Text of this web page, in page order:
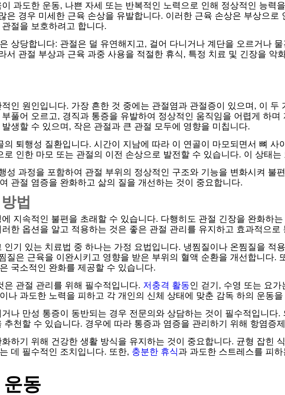
과도한 운동, 나쁜 자세 또는 반복적인 노력으로 인해 정상적인 능력
은 경우 미세한 근육 손상을 유발합니다. 이러한 근육 손상은 부상으로
절을 보호하려고 합니다.
상당합니다: 관절은 덜 유연해지고, 걸어 다니거나 계단을 오르거나
서 관절 부상과 근육 과중 사용을 적절한 휴식, 특정 치료 및 긴장을 악
인 원인입니다. 가장 흔한 것 중에는 관절염과 관절증이 있으며, 이
풀어 오르고, 경직과 통증을 유발하여 정상적인 움직임을 어렵게 하
생할 수 있으며, 작은 관절과 큰 관절 모두에 영향을 미칩니다.
퇴행성 질환입니다. 시간이 지남에 따라 이 연골이 마모되면서 뼈
인한 마모 또는 관절의 이전 손상으로 발전할 수 있습니다. 이 상태
성 과정을 포함하여 관절 부위의 정상적인 구조와 기능을 변화시켜 불
관절 염증을 완화하고 삶의 질을 개선하는 것이 중요합니다.
법
지속적인 불편을 초래할 수 있습니다. 다행히도 관절 긴장을 완화하
한 옵션을 알고 적용하는 것은 좋은 관절 관리를 유지하고 효과적으
기 있는 치료법 중 하나는 가정 요법입니다. 냉찜질이나 온찜질을 적
질은 근육을 이완시키고 영향을 받은 부위의 혈액 순환을 개선합니다.
국소적인 완화를 제공할 수 있습니다.
은 관절 관리를 위해 필수적입니다. 저충격 활동인 걷기, 수영 또는 요
나 과도한 노력을 피하고 각 개인의 신체 상태에 맞춘 감독 하의 운동
나 만성 통증이 동반되는 경우 전문의와 상담하는 것이 필수적입니다
천할 수 있습니다. 경우에 따라 통증과 염증을 관리하기 위해 항염증
하기 위해 건강한 생활 방식을 유지하는 것이 중요합니다. 균형 잡힌
데 필수적인 조치입니다. 또한, 충분한 휴식과 과도한 스트레스를 피
동